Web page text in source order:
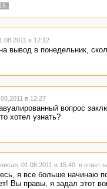
в 12:12
вывод в понедельник,
в 12:27
вопрос
хотел узнать?
01.08.2011 в 15:40 в ответ
я все больше начинаю
Вы правы, я задал этот